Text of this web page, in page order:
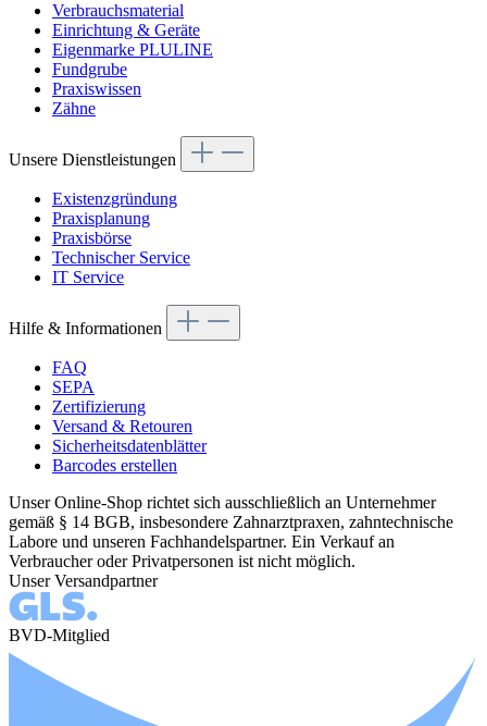
Verbrauchsmaterial
Einrichtung & Geräte
Eigenmarke PLULINE
Fundgrube
Praxiswissen
Zähne
Unsere Dienstleistungen
Existenzgründung
Praxisplanung
Praxisbörse
Technischer Service
IT Service
Hilfe & Informationen
FAQ
SEPA
Zertifizierung
Versand & Retouren
Sicherheitsdatenblätter
Barcodes erstellen
Unser Online-Shop richtet sich ausschließlich an Unternehmer
gemäß § 14 BGB, insbesondere Zahnarztpraxen, zahntechnische
Labore und unseren Fachhandelspartner. Ein Verkauf an
Verbraucher oder Privatpersonen ist nicht möglich.
Unser Versandpartner
BVD-Mitglied